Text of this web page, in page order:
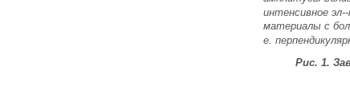
интенсивное
материалы с
е.
Рис. 1.